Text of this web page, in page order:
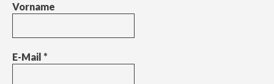
Vorname
E-Mail *